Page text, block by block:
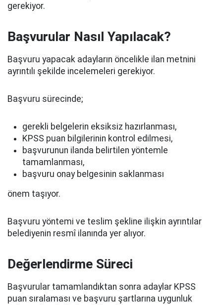
gerekiyor.
Başvurular Nasıl Yapılacak?
Başvuru yapacak adayların öncelikle ilan metnini
ayrıntılı şekilde incelemeleri gerekiyor.
Başvuru sürecinde;
gerekli belgelerin eksiksiz hazırlanması,
KPSS puan bilgilerinin kontrol edilmesi,
başvurunun ilanda belirtilen yöntemle
tamamlanması,
başvuru onay belgesinin saklanması
önem taşıyor.
Başvuru yöntemi ve teslim şekline ilişkin ayrıntılar
belediyenin resmî ilanında yer alıyor.
Değerlendirme Süreci
Başvurular tamamlandıktan sonra adaylar KPSS
puan sıralaması ve başvuru şartlarına uygunluk